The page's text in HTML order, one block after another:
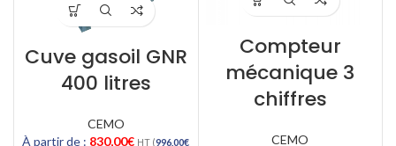
Cuve gasoil GNR
400 litres
CEMO
À partir de : 830,00€ HT (996,00€
Compteur
mécanique 3
chiffres
CEMO